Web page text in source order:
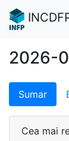
2026-
Sumar
Cea mai